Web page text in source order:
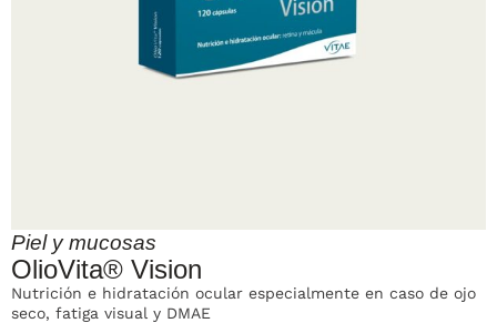
Piel y mucosas
OlioVita® Vision
Nutrición e hidratación ocular especialmente en caso de ojo
seco, fatiga visual y DMAE